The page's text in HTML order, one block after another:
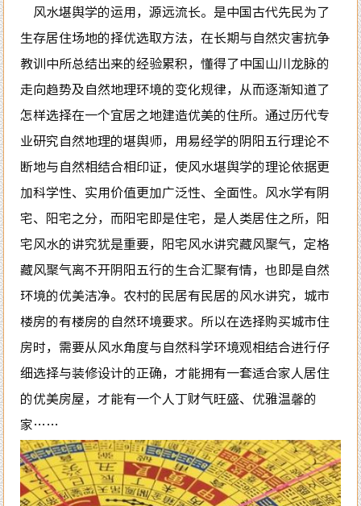
风水堪舆学的运用，源远流长。是中国古代先民为了
生存居住场地的择优选取方法，在长期与自然灾害抗争
教训中所总结出来的经验累积，懂得了中国山川龙脉的
走向趋势及自然地理环境的变化规律，从而逐渐知道了
怎样选择在一个宜居之地建造优美的住所。通过历代专
业研究自然地理的堪舆师，用易经学的阴阳五行理论不
断地与自然相结合相印证，使风水堪舆学的理论依据更
加科学性、实用价值更加广泛性、全面性。风水学有阴
宅、阳宅之分，而阳宅即是住宅，是人类居住之所，阳
宅风水的讲究犹是重要，阳宅风水讲究藏风聚气，定格
藏风聚气离不开阴阳五行的生合汇聚有情，也即是自然
环境的优美洁净。农村的民居有民居的风水讲究，城市
楼房的有楼房的自然环境要求。所以在选择购买城市住
房时，需要从风水角度与自然科学环境观相结合进行仔
细选择与装修设计的正确，才能拥有一套适合家人居住
的优美房屋，才能有一个人丁财气旺盛、优雅温馨的
家……